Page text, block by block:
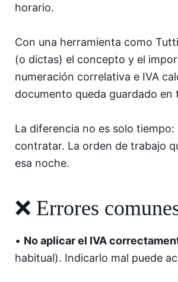
horario.
Con una herramienta como
(o dictas) el concepto y el
numeración correlativa e IVA
documento queda guardado
La diferencia no es solo
contratar. La orden de trabajo
esa noche.
❌ Errores
• No aplicar el IVA
habitual). Indicarlo mal puede